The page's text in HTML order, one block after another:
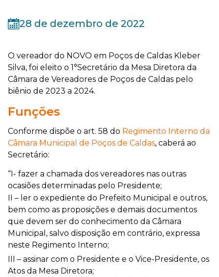
28 de dezembro de 2022
O vereador do NOVO em Poços de Caldas Kleber
Silva, foi eleito o 1°Secretário da Mesa Diretora da
Câmara de Vereadores de Poços de Caldas pelo
biênio de 2023 a 2024.
Funções
Conforme dispõe o art. 58 do Regimento Interno da
Câmara Municipal de Poços de Caldas, caberá ao
Secretário:
“I- fazer a chamada dos vereadores nas outras
ocasiões determinadas pelo Presidente;
II – ler o expediente do Prefeito Municipal e outros,
bem como as proposições e demais documentos
que devem ser do conhecimento da Câmara
Municipal, salvo disposição em contrário, expressa
neste Regimento Interno;
III – assinar com o Presidente e o Vice-Presidente, os
Atos da Mesa Diretora;